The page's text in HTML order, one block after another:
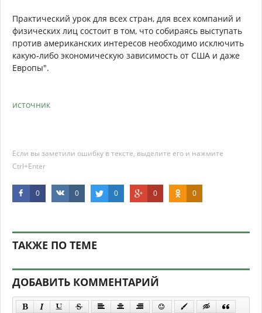
Практический урок для всех стран, для всех компаний и
физических лиц состоит в том, что собираясь выступать
против американских интересов необходимо исключить
какую-либо экономическую зависимость от США и даже
Европы".
источник
Если вы заметили ошибку в тексте, выделите его и нажмите
Ctrl+Enter
0 0 0 0 0
ТАКЖЕ ПО ТЕМЕ
ДОБАВИТЬ КОММЕНТАРИЙ